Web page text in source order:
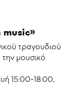
music»
τραγουδιού
μουσικό
15:00-18:00,